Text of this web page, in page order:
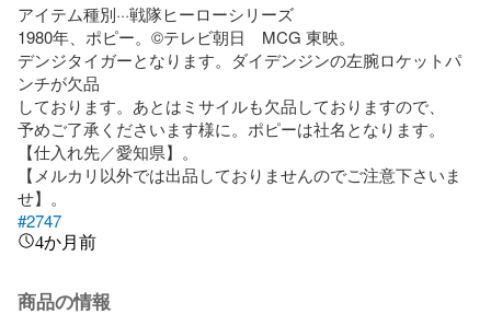
アイテム種別···戦隊ヒーローシリーズ
1980年、ポピー。©️テレビ朝日　MCG 東映。
デンジタイガーとなります。ダイデンジンの左腕ロケットパ
ンチが欠品
しております。あとはミサイルも欠品しておりますので、
予めご了承くださいます様に。ポピーは社名となります。
【仕入れ先／愛知県】。
【メルカリ以外では出品しておりませんのでご注意下さいま
#2747
4か月前
商品の情報